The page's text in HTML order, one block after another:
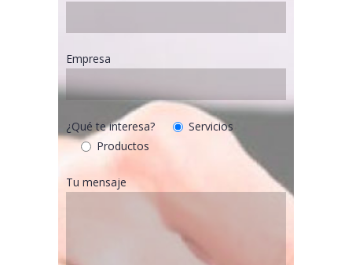
Empresa
¿Qué te interesa?
Servicios
Productos
Tu mensaje